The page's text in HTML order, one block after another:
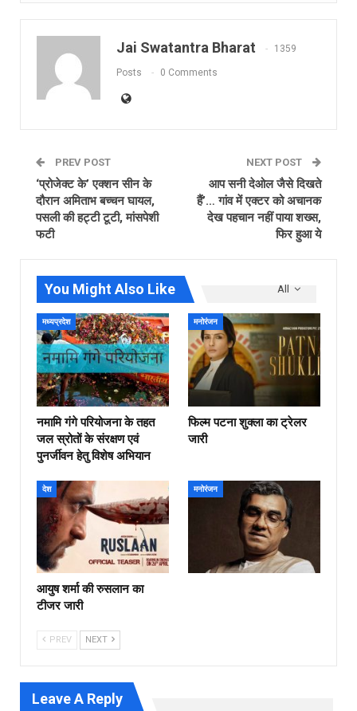
Jai Swatantra Bharat 1359
Posts 0 Comments
PREV POST
‘प्रोजेक्ट के’ एक्शन सीन के
दौरान अमिताभ बच्चन घायल,
पसली की हट्टी टूटी, मांसपेशी
फटी
NEXT POST
आप सनी देओल जैसे दिखते
हैं’… गांव में एक्‍टर को अचानक
देख पहचान नहीं पाया शख्स,
फिर हुआ ये
All
You Might Also Like
मध्यप्रदेश
नमामि गंगे परियोजना के तहत
जल स्रोतों के संरक्षण एवं
पुनर्जीवन हेतु विशेष अभियान
मनोरंजन
फिल्‍म पटना शुक्ला का ट्रेलर
जारी
देश
आयुष शर्मा की रुसलान का
टीजर जारी
मनोरंजन
PREV NEXT
Leave A Reply